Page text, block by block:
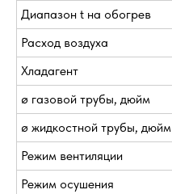
Диапазон t на обогрев
Расход воздуха
Хладагент
ø газовой трубы, дюйм
ø жидкостной трубы, дюйм
Режим вентиляции
Режим осушения